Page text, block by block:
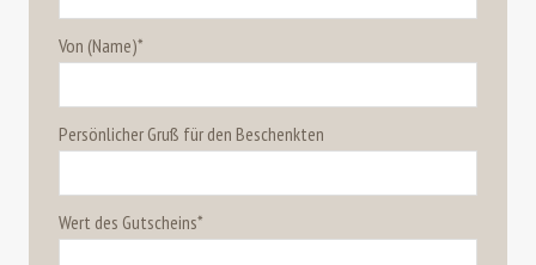
Von (Name)*
Persönlicher Gruß für den Beschenkten
Wert des Gutscheins*